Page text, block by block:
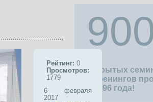
открытых
и тренингов
с 1996 года!
Рейтинг: 0
Просмотров:
1779
6 февраля
2017